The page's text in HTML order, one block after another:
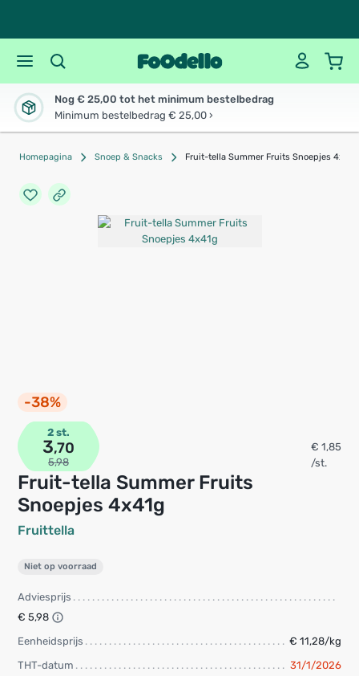
Nog € 25,00 tot het minimum bestelbedrag
Minimum bestelbedrag € 25,00 ›
Homepagina Snoep & Snacks Fruit-tella Summer Fruits Snoepjes 4x41g
-38%
Fruit-tella Summer Fruits
Snoepjes 4x41g
Fruittella
2 st.
3,70
5,98
€ 1,85
/st.
Niet op voorraad
Adviesprijs
€ 5,98
Eenheidsprijs
€ 11,28/kg
THT-datum
31/1/2026